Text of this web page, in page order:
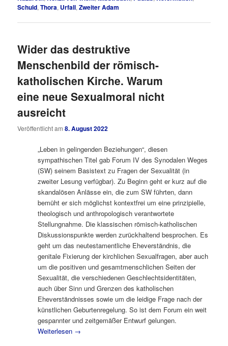
Schuld,Thora, Urfall,Zweiter Adam
Wider das destruktive
Menschenbild der römisch-
katholischen Kirche. Warum
eine neue Sexualmoral nicht
ausreicht
Veröffentlicht am8. August 2022
„Leben in gelingenden Beziehungen“, diesen
sympathischen Titel gab Forum IV des Synodalen Weges
(SW) seinem Basistext zu Fragen der Sexualität (in
zweiter Lesung verfügbar). Zu Beginn geht er kurz auf die
skandalösen Anlässe ein, die zum SW führten, dann
bemüht er sich möglichst kontextfrei um eine prinzipielle,
theologisch und anthropologisch verantwortete
Stellungnahme. Die klassischen römisch-katholischen
Diskussionspunkte werden zurückhaltend besprochen. Es
geht um das neutestamentliche Eheverständnis, die
genitale Fixierung der kirchlichen Sexualfragen, aber auch
um die positiven und gesamtmenschlichen Seiten der
Sexualität, die verschiedenen Geschlechtsidentitäten,
auch über Sinn und Grenzen des katholischen
Eheverständnisses sowie um die leidige Frage nach der
künstlichen Geburtenregelung. So ist dem Forum ein weit
gespannter und zeitgemäßer Entwurf gelungen.
Weiterlesen →